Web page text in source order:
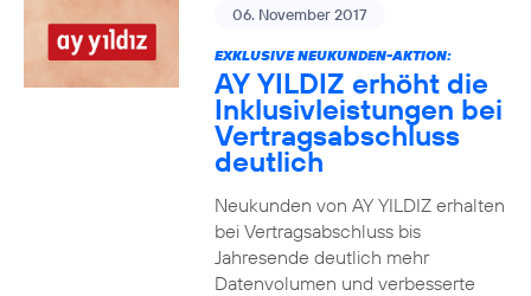
06. November 2017
EXKLUSIVE NEUKUNDEN-AKTION:
AY YILDIZ erhöht die
Inklusivleistungen bei
Vertragsabschluss
deutlich
Neukunden von AY YILDIZ erhalten
bei Vertragsabschluss bis
Jahresende deutlich mehr
Datenvolumen und verbesserte